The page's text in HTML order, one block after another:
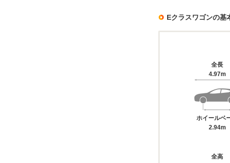
Eクラスワゴンの基
全長
4.97m
ホイールベ
2.94m
全高